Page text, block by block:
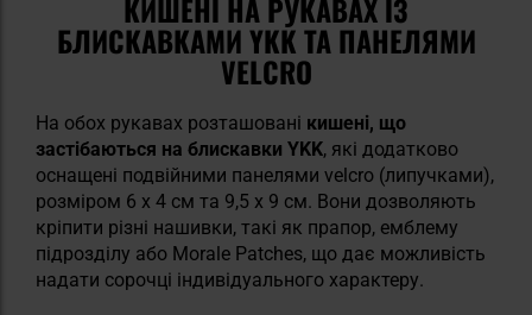
КИШЕНІ НА РУКАВАХ ІЗ
БЛИСКАВКАМИ YKK ТА ПАНЕЛЯМИ
VELCRO
На обох рукавах розташовані кишені, що
застібаються на блискавки YKK, які додатково
оснащені подвійними панелями velcro (липучками),
розміром 6 x 4 см та 9,5 x 9 см. Вони дозволяють
кріпити різні нашивки, такі як прапор, емблему
підрозділу або Morale Patches, що дає можливість
надати сорочці індивідуального характеру.